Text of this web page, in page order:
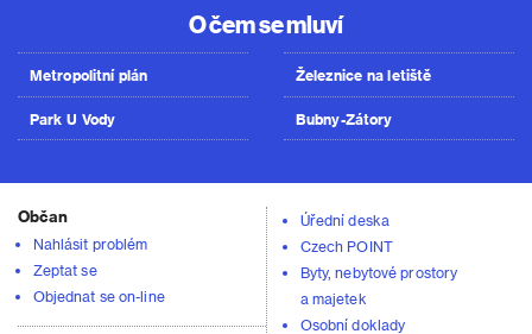
O čem se mluví
Metropolitní plán
Park U Vody
Železnice na letiště
Bubny-Zátory
Občan
Nahlásit problém
Zeptat se
Objednat se on-line
Úřední deska
Czech POINT
Byty, nebytové prostory
a majetek
Osobní doklady